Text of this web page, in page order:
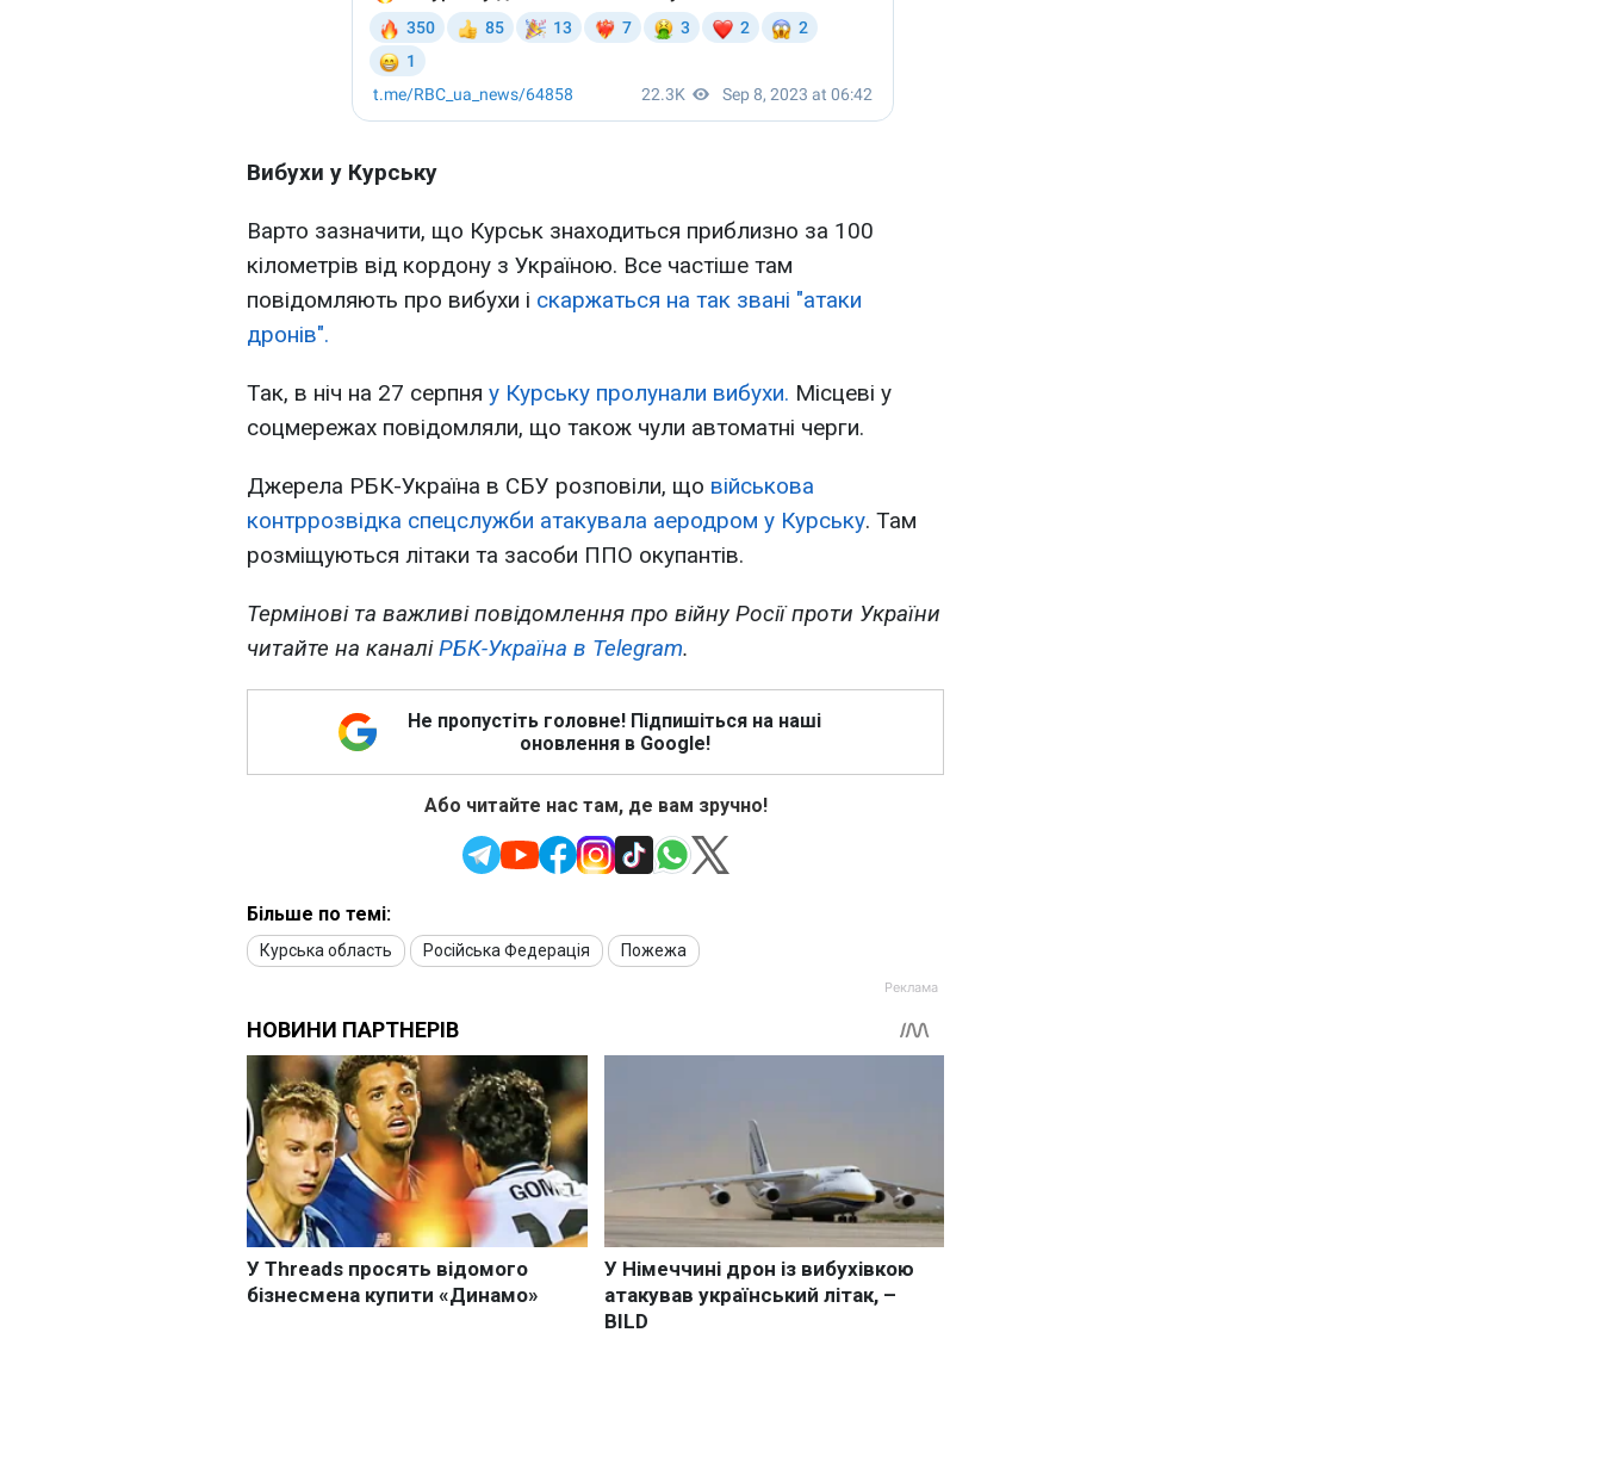
Вибухи у Курську
Варто зазначити, що Курськ знаходиться приблизно за 100
кілометрів від кордону з Україною. Все частіше там
повідомляють про вибухи і скаржаться на так звані "атаки
дронів".
Так, в ніч на 27 серпня у Курську пролунали вибухи. Місцеві у
соцмережах повідомляли, що також чули автоматні черги.
Джерела РБК-Україна в СБУ розповіли, що військова
контррозвідка спецслужби атакувала аеродром у Курську. Там
розміщуються літаки та засоби ППО окупантів.
Термінові та важливі повідомлення про війну Росії проти України
читайте на каналіРБК-Україна в Telegram.
Не пропустіть головне! Підпишіться на наші
оновлення в Google!
Або читайте нас там, де вам зручно!
Більше по темі:
Курська область Російська Федерація Пожежа